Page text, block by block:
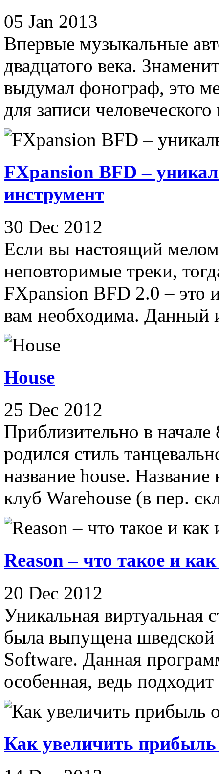
05 Jan 2013
Впервые музыкальные
двадцатого века.
выдумал фонограф, это
для записи человеческого
FXpansion BFD –
инструмент
30 Dec 2012
Если вы настоящий
неповторимые треки,
FXpansion BFD 2.0 – это
вам необходима. Данный
House
25 Dec 2012
Приблизительно в
родился стиль
название house.
клуб Warehouse (в пер.
Reason – что такое и
20 Dec 2012
Уникальная виртуальная
была выпущена
Software. Данная
особенная, ведь
Как увеличить прибыль